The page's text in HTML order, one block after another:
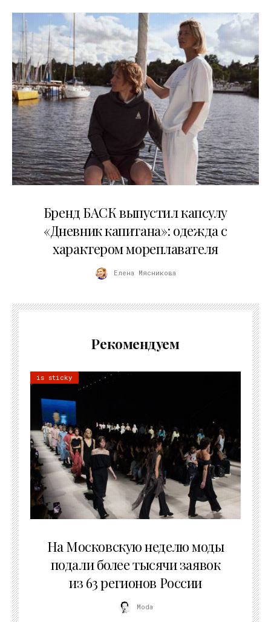
Бренд БАСК выпустил капсулу
«Дневник капитана»: одежда с
характером мореплавателя
Елена Мясникова
Рекомендуем
is sticky
На Московскую неделю моды
подали более тысячи заявок
из 63 регионов России
Moda